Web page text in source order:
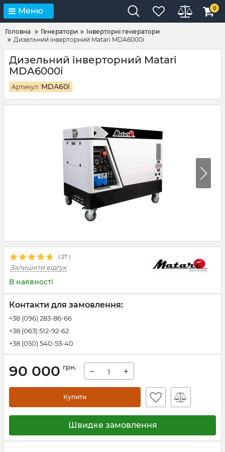
Меню 0
Головна Генератори
Інверторні генератори
Дизельний інверторний Matari MDA6000i
Дизельний інверторний Matari
MDA6000i
Артикул: MDA60i
( 27 )
Залишити відгук
В наявності
Контакти для замовлення:
+38 (096) 283-86-66
+38 (063) 512-92-62
+38 (050) 540-53-40
90 000 грн. − +
Купити
Швидке замовлення